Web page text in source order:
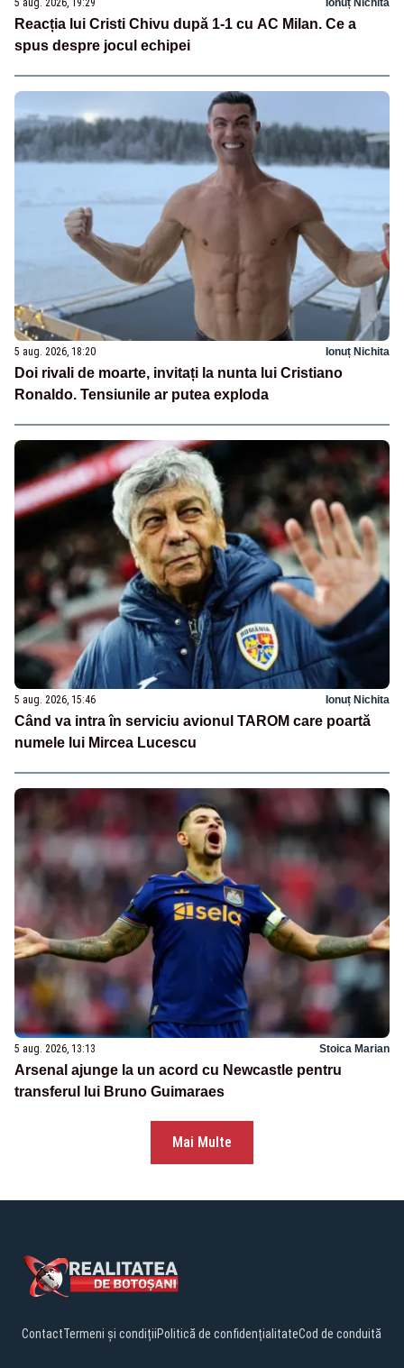
5 aug. 2026, 19:29 Ionuț Nichita
Reacția lui Cristi Chivu după 1-1 cu AC Milan. Ce a
spus despre jocul echipei
5 aug. 2026, 18:20 Ionuț Nichita
Doi rivali de moarte, invitați la nunta lui Cristiano
Ronaldo. Tensiunile ar putea exploda
5 aug. 2026, 15:46 Ionuț Nichita
Când va intra în serviciu avionul TAROM care poartă
numele lui Mircea Lucescu
5 aug. 2026, 13:13 Stoica Marian
Arsenal ajunge la un acord cu Newcastle pentru
transferul lui Bruno Guimaraes
Mai Multe
ContactTermeni și condițiiPolitică de confidențialitateCod de conduită